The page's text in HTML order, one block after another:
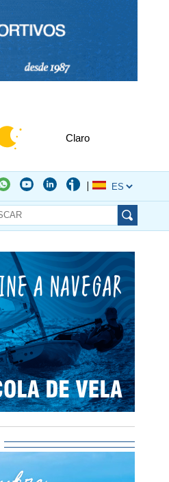
Claro
|